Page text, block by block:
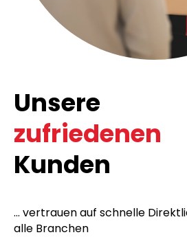
Unsere
zufriedenen
Kunden
... vertrauen auf schnelle
alle Branchen